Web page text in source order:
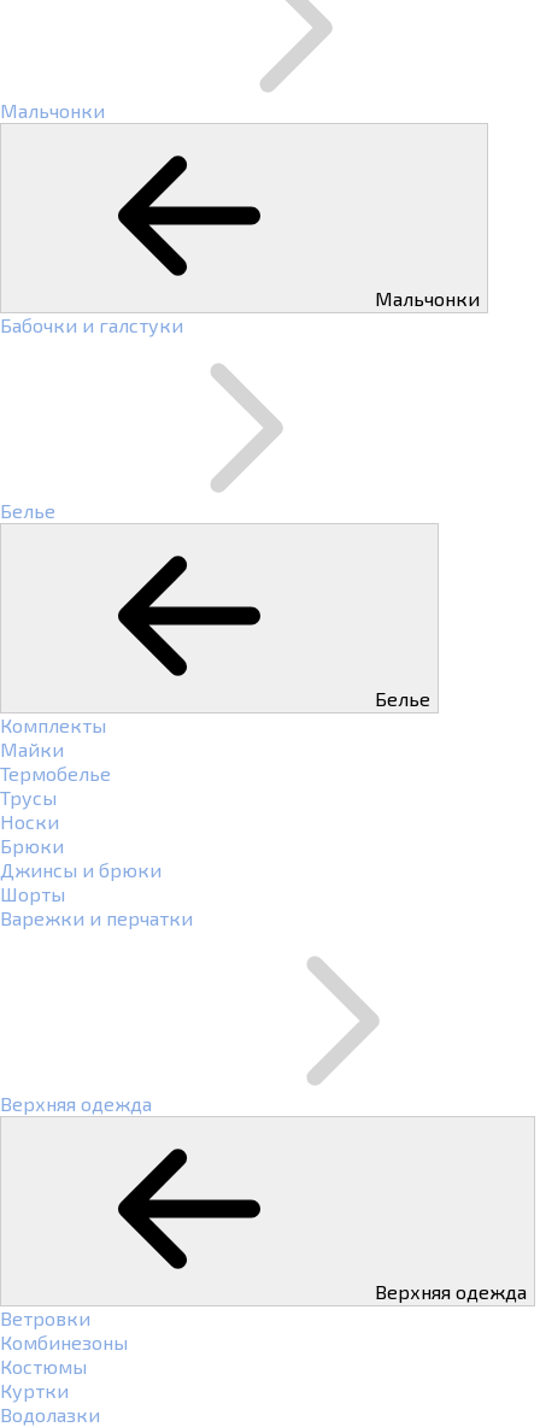
Мальчонки
Мальчонки
Бабочки и галстуки
Белье
Белье
Комплекты
Майки
Термобелье
Трусы
Носки
Брюки
Джинсы и брюки
Шорты
Варежки и перчатки
Верхняя одежда
Верхняя одежда
Ветровки
Комбинезоны
Костюмы
Куртки
Водолазки